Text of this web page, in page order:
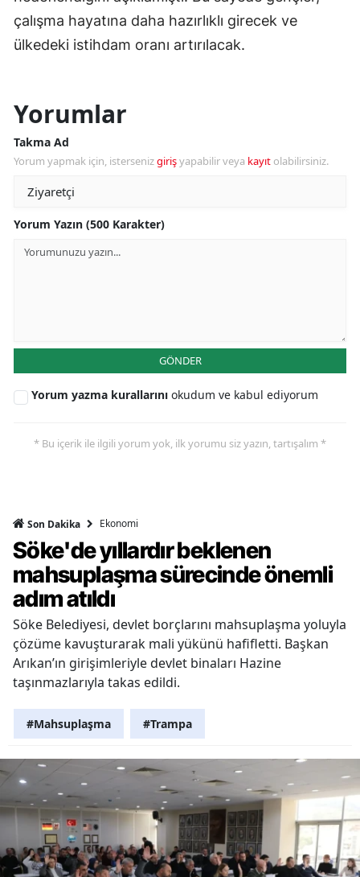
çalışma hayatına daha hazırlıklı girecek ve
ülkedeki istihdam oranı artırılacak.
Yorumlar
Takma Ad
Yorum yapmak için, istersenizgirişyapabilir veya kayıt olabilirsiniz.
Yorum Yazın (500 Karakter)
GÖNDER
Yorum yazma kurallarını okudum ve kabul ediyorum
* Bu içerik ile ilgili yorum yok, ilk yorumu siz yazın, tartışalım *
Son Dakika Ekonomi
Söke'de yıllardır beklenen
mahsuplaşma sürecinde önemli
adım atıldı
Söke Belediyesi, devlet borçlarını mahsuplaşma yoluyla
çözüme kavuşturarak mali yükünü hafifletti. Başkan
Arıkan’ın girişimleriyle devlet binaları Hazine
taşınmazlarıyla takas edildi.
#Mahsuplaşma #Trampa